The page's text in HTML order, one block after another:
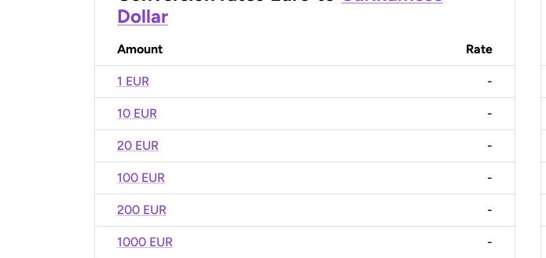
Dollar
Amount Rate
1 EUR -
10 EUR -
20 EUR -
100 EUR -
200 EUR -
1000 EUR -